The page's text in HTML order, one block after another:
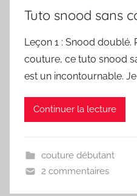
Tuto snood sans
Leçon 1 : Snood
couture, ce tuto snood
est un incontournable. Je
Continuer la lecture
couture débutant
2 commentaires